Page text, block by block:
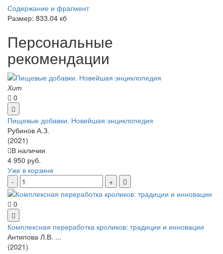
Содержание и фрагмент
Размер: 833.04 кб
Персональные
рекомендации
Хит
0
Пищевые добавки. Новейшая энциклопедия
Рубинов А.З.
(2021)
В наличии
4 950 руб.
Уже в корзине
0
Комплексная переработка кроликов: традиции и инновации
Антипова Л.В. ...
(2021)